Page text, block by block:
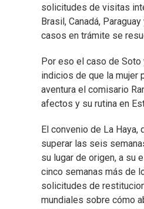
solicitudes de visitas
Brasil, Canadá,
casos en trámite se
Por eso el caso de
indicios de que la mujer
aventura el comisario
afectos y su rutina en
El convenio de La
superar las seis
su lugar de origen, a su
cinco semanas más de
solicitudes de
mundiales sobre cómo